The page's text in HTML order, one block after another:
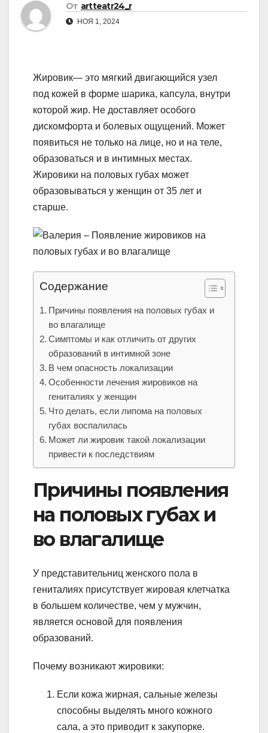
От artteatr24_r
НОЯ 1, 2024
Жировик— это мягкий двигающийся узел
под кожей в форме шарика, капсула, внутри
которой жир. Не доставляет особого
дискомфорта и болевых ощущений. Может
появиться не только на лице, но и на теле,
образоваться и в интимных местах.
Жировики на половых губах может
образовываться у женщин от 35 лет и
старше.
Содержание
Причины появления на половых губах и
во влагалище
Симптомы и как отличить от других
образований в интимной зоне
В чем опасность локализации
Особенности лечения жировиков на
гениталиях у женщин
Что делать, если липома на половых
губах воспалилась
Может ли жировик такой локализации
привести к последствиям
Причины появления
на половых губах и
во влагалище
У представительниц женского пола в
гениталиях присутствует жировая клетчатка
в большем количестве, чем у мужчин,
является основой для появления
образований.
Почему возникают жировики:
Если кожа жирная, сальные железы
способны выделять много кожного
сала, а это приводит к закупорке.